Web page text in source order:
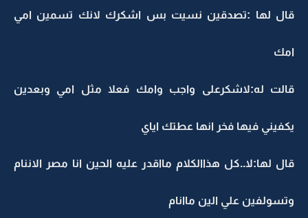
قال لها :تصدقين نسيت بس اشكرك لانك تسمين امي
امك
قالت له:لاشكرعلى واجب وامك فعلا مثل امي وبعدين
يكفيني فيها فخر انها عطتك اياي
قال لها:لا..كل هذاالكلام مااقدر عليه الحين انا مصر الاننام
وتسولفين علي الين ماانام